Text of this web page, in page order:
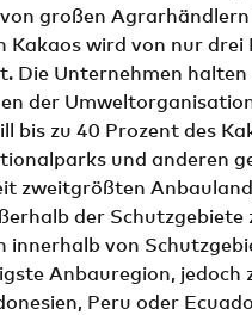
großen
wird von nur drei
Die Unternehmen halten
der
bis zu 40 Prozent des
und anderen
zweitgrößten
der Schutzgebiete
von
Anbauregion, jedoch
Peru oder